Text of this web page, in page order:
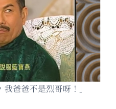
爸爸不是烈哥呀！」